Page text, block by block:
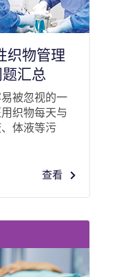
织物管理
汇总
被忽视的一
织物每天与
体液等污
查看